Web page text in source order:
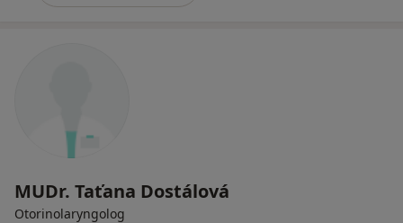
MUDr. Taťana Dostálová
Otorinolaryngolog